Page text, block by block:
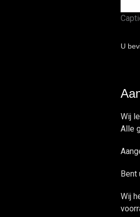
U
Wij
Alle
Bent
Wij